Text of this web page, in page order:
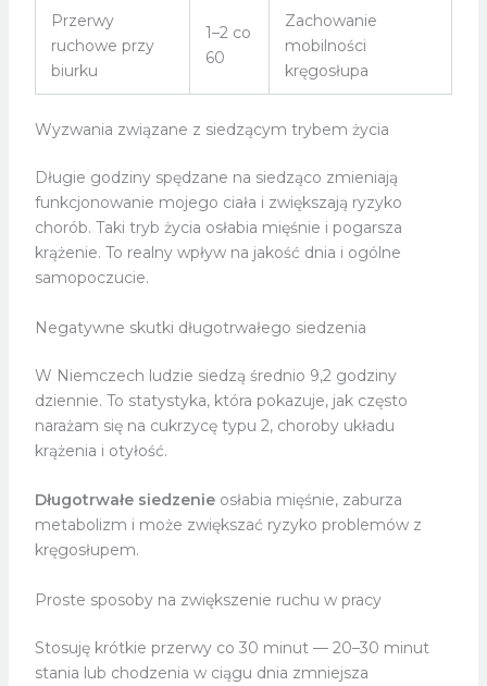
Przerwy
ruchowe przy
biurku
1–2 co
60
Zachowanie
mobilności
kręgosłupa
Wyzwania związane z siedzącym trybem życia
Długie godziny spędzane na siedząco zmieniają
funkcjonowanie mojego ciała i zwiększają ryzyko
chorób. Taki tryb życia osłabia mięśnie i pogarsza
krążenie. To realny wpływ na jakość dnia i ogólne
samopoczucie.
Negatywne skutki długotrwałego siedzenia
W Niemczech ludzie siedzą średnio 9,2 godziny
dziennie. To statystyka, która pokazuje, jak często
narażam się na cukrzycę typu 2, choroby układu
krążenia i otyłość.
Długotrwałe siedzenieosłabia mięśnie, zaburza
metabolizm i może zwiększać ryzyko problemów z
kręgosłupem.
Proste sposoby na zwiększenie ruchu w pracy
Stosuję krótkie przerwy co 30 minut — 20–30 minut
stania lub chodzenia w ciągu dnia zmniejsza